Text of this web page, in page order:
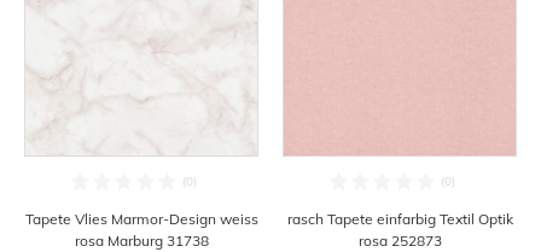
Tapete Vlies Marmor-Design weiss
rosa Marburg 31738
rasch Tapete einfarbig Textil Optik
rosa 252873